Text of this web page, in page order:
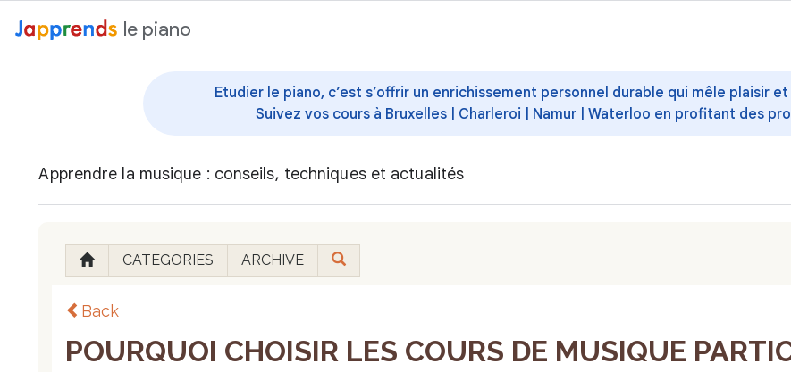
contenu le piano
Etudier le piano, c’est s’offrir un enrichissement personnel durable qui mêle plaisir
Suivez vos cours à Bruxelles | Charleroi | Namur | Waterloo en profitant des
Apprendre la musique : conseils, techniques et actualités
CATEGORIES ARCHIVE
Back
POURQUOI CHOISIR LES COURS DE MUSIQUE